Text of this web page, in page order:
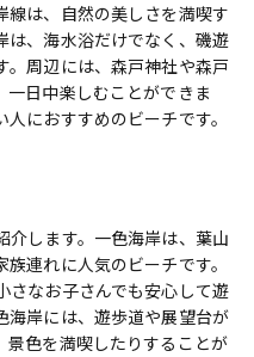
線は、自然の美しさを満喫す
は、海水浴だけでなく、磯遊
。周辺には、森戸神社や森戸
一日中楽しむことができま
におすすめのビーチです。
介します。一色海岸は、葉山
連れに人気のビーチです。
さなお子さんでも安心して遊
海岸には、遊歩道や展望台が
景色を満喫したりすることが